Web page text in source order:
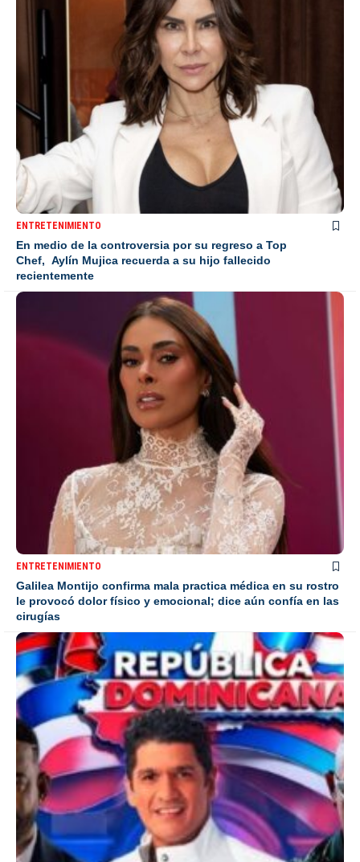
ENTRETENIMIENTO
En medio de la controversia por su regreso a Top
Chef, Aylín Mujica recuerda a su hijo fallecido
recientemente
ENTRETENIMIENTO
Galilea Montijo confirma mala practica médica en su rostro
le provocó dolor físico y emocional; dice aún confía en las
cirugías